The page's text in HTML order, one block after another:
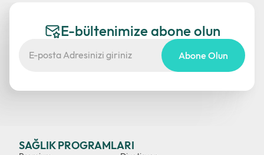
E-bültenimize abone olun
Abone Olun
SAĞLIK PROGRAMLARI